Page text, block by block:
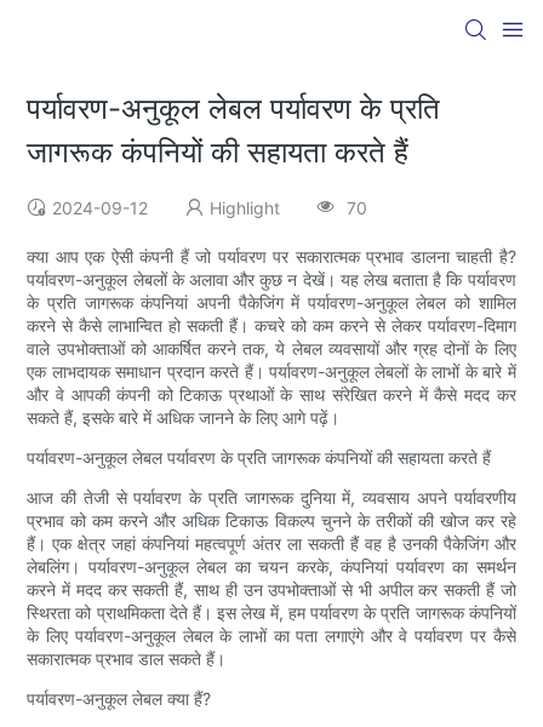
पर्यावरण-अनुकूल लेबल पर्यावरण के प्रति
जागरूक कंपनियों की सहायता करते हैं
2024-09-12 Highlight 70
क्या आप एक ऐसी कंपनी हैं जो पर्यावरण पर सकारात्मक प्रभाव डालना चाहती है?
पर्यावरण-अनुकूल लेबलों के अलावा और कुछ न देखें। यह लेख बताता है कि पर्यावरण
के प्रति जागरूक कंपनियां अपनी पैकेजिंग में पर्यावरण-अनुकूल लेबल को शामिल
करने से कैसे लाभान्वित हो सकती हैं। कचरे को कम करने से लेकर पर्यावरण-दिमाग
वाले उपभोक्ताओं को आकर्षित करने तक, ये लेबल व्यवसायों और ग्रह दोनों के लिए
एक लाभदायक समाधान प्रदान करते हैं। पर्यावरण-अनुकूल लेबलों के लाभों के बारे में
और वे आपकी कंपनी को टिकाऊ प्रथाओं के साथ संरेखित करने में कैसे मदद कर
सकते हैं, इसके बारे में अधिक जानने के लिए आगे पढ़ें।
पर्यावरण-अनुकूल लेबल पर्यावरण के प्रति जागरूक कंपनियों की सहायता करते हैं
आज की तेजी से पर्यावरण के प्रति जागरूक दुनिया में, व्यवसाय अपने पर्यावरणीय
प्रभाव को कम करने और अधिक टिकाऊ विकल्प चुनने के तरीकों की खोज कर रहे
हैं। एक क्षेत्र जहां कंपनियां महत्वपूर्ण अंतर ला सकती हैं वह है उनकी पैकेजिंग और
लेबलिंग। पर्यावरण-अनुकूल लेबल का चयन करके, कंपनियां पर्यावरण का समर्थन
करने में मदद कर सकती हैं, साथ ही उन उपभोक्ताओं से भी अपील कर सकती हैं जो
स्थिरता को प्राथमिकता देते हैं। इस लेख में, हम पर्यावरण के प्रति जागरूक कंपनियों
के लिए पर्यावरण-अनुकूल लेबल के लाभों का पता लगाएंगे और वे पर्यावरण पर कैसे
सकारात्मक प्रभाव डाल सकते हैं।
पर्यावरण-अनुकूल लेबल क्या हैं?